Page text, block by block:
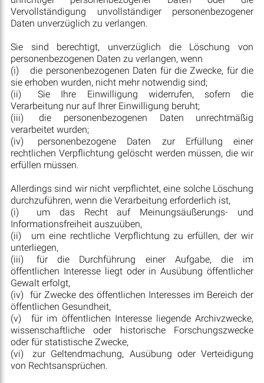
Vervollständigung unvollständiger personenbezogener
Daten unverzüglich zu verlangen.
Sie sind berechtigt, unverzüglich die Löschung von
personenbezogenen Daten zu verlangen, wenn
(i)
die personenbezogenen Daten für die Zwecke, für die
sie erhoben wurden, nicht mehr notwendig sind;
(ii)
Sie Ihre Einwilligung widerrufen, sofern die
Verarbeitung nur auf Ihrer Einwilligung beruht;
(iii)
die personenbezogenen Daten unrechtmäßig
verarbeitet wurden;
(iv)
personenbezogene Daten zur Erfüllung einer
rechtlichen Verpflichtung gelöscht werden müssen, die wir
erfüllen müssen.
Allerdings sind wir nicht verpflichtet, eine solche Löschung
durchzuführen, wenn die Verarbeitung erforderlich ist,
(i)
um das Recht auf Meinungsäußerungs- und
Informationsfreiheit auszuüben,
(ii)
um eine rechtliche Verpflichtung zu erfüllen, der wir
unterliegen,
(iii)
für die Durchführung einer Aufgabe, die im
öffentlichen Interesse liegt oder in Ausübung öffentlicher
Gewalt erfolgt,
(iv)
für Zwecke des öffentlichen Interesses im Bereich der
öffentlichen Gesundheit,
(v)
für im öffentlichen Interesse liegende Archivzwecke,
wissenschaftliche oder historische Forschungszwecke
oder für statistische Zwecke,
(vi)
zur Geltendmachung, Ausübung oder Verteidigung
von Rechtsansprüchen.